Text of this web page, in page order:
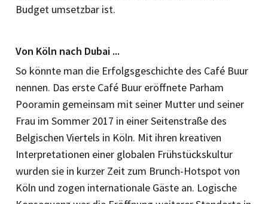
Budget umsetzbar ist.
Von Köln nach Dubai ...
So könnte man die Erfolgsgeschichte des Café Buur
nennen. Das erste Café Buur eröffnete Parham
Pooramin gemeinsam mit seiner Mutter und seiner
Frau im Sommer 2017 in einer Seitenstraße des
Belgischen Viertels in Köln. Mit ihren kreativen
Interpretationen einer globalen Frühstückskultur
wurden sie in kurzer Zeit zum Brunch-Hotspot von
Köln und zogen internationale Gäste an. Logische